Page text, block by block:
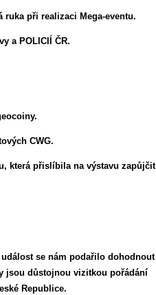
při realizaci Mega-eventu.
a POLICIÍ ČR.
CWG.
která přislíbila na výstavu zapůjčit
se nám podařilo dohodnout
jsou důstojnou vizitkou pořádání
Republice.